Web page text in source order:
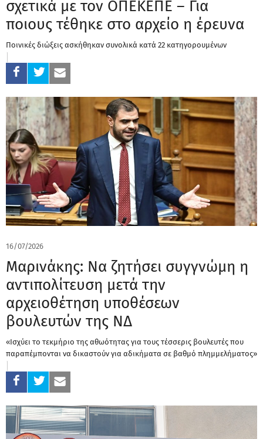
σχετικά με τον ΟΠΕΚΕΠΕ – Για
ποιους τέθηκε στο αρχείο η έρευνα
Ποινικές διώξεις ασκήθηκαν συνολικά κατά 22 κατηγορουμένων
16/07/2026
Μαρινάκης: Να ζητήσει συγγνώμη η
αντιπολίτευση μετά την
αρχειοθέτηση υποθέσεων
βουλευτών της ΝΔ
«Ισχύει το τεκμήριο της αθωότητας για τους τέσσερις βουλευτές που
παραπέμπονται να δικαστούν για αδικήματα σε βαθμό πλημμελήματος»